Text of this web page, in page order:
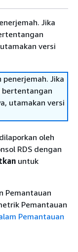
Jika
versi
Jika
bertentangan
utamakan versi
oleh
RDS dengan
untuk
Pemantauan
Pemantauan
Pemantauan